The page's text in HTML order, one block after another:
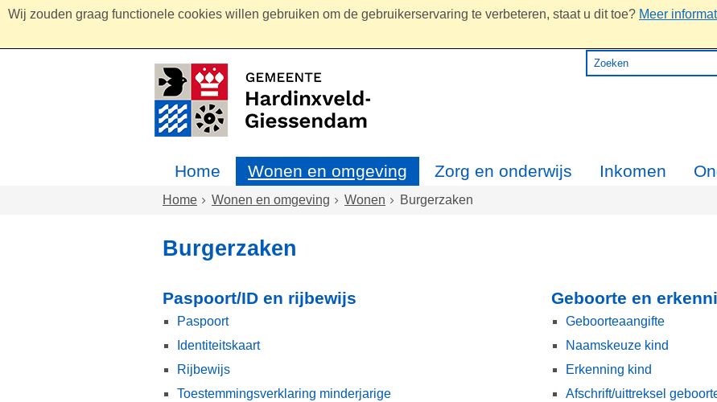
Wij zouden graag functionele cookies willen gebruiken om de gebruikerservaring te verbeteren, staat u dit toe? Meer
Home Wonen en omgeving Zorg en onderwijs Inkomen
Home Wonen en omgeving Wonen Burgerzaken
Burgerzaken
Paspoort/ID en rijbewijs
Paspoort
Identiteitskaart
Rijbewijs
Toestemmingsverklaring minderjarige
Geboorte en
Geboorteaangifte
Naamskeuze kind
Erkenning kind
Afschrift/uittreksel